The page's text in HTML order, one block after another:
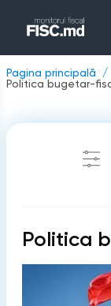
Pagina principală
Politica bugetar-
Politica